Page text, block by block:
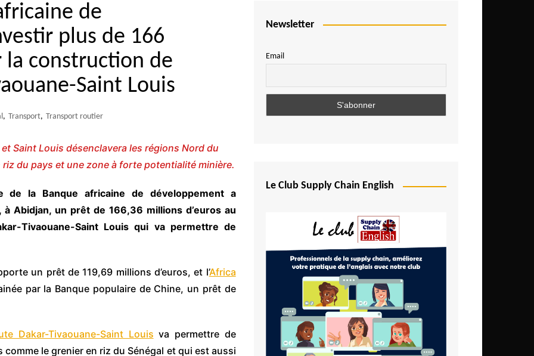
de
plus de 166
la construction de
Saint Louis
, Transport, Transport routier
Saint Louis désenclavera les régions Nord du
du pays et une zone à forte potentialité minière.
de la Banque africaine de développement a
Abidjan, un prêt de 166,36 millions d’euros au
Tivaouane-Saint Louis qui va permettre de
un prêt de 119,69 millions d’euros, et l’Africa
par la Banque populaire de Chine, un prêt de
Dakar-Tivaouane-Saint Louis va permettre de
le grenier en riz du Sénégal et qui est aussi
Newsletter
Email
Le Club Supply Chain English